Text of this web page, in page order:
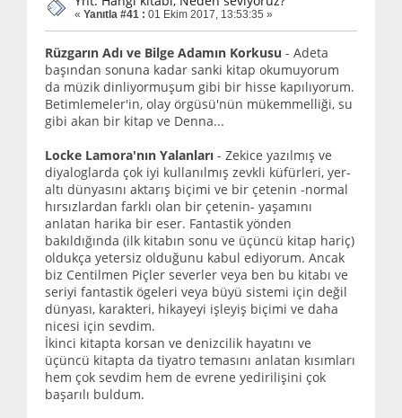
« Yanıtla #41 : 01 Ekim 2017, 13:53:35 »
Rüzgarın Adı ve Bilge Adamın Korkusu - Adeta
başından sonuna kadar sanki kitap okumuyorum
da müzik dinliyormuşum gibi bir hisse kapılıyorum.
Betimlemeler'in, olay örgüsü'nün mükemmelliği, su
gibi akan bir kitap ve Denna...
Locke Lamora'nın Yalanları - Zekice yazılmış ve
diyaloglarda çok iyi kullanılmış zevkli küfürleri, yer-
altı dünyasını aktarış biçimi ve bir çetenin -normal
hırsızlardan farklı olan bir çetenin- yaşamını
anlatan harika bir eser. Fantastik yönden
bakıldığında (ilk kitabın sonu ve üçüncü kitap hariç)
oldukça yetersiz olduğunu kabul ediyorum. Ancak
biz Centilmen Piçler severler veya ben bu kitabı ve
seriyi fantastik ögeleri veya büyü sistemi için değil
dünyası, karakteri, hikayeyi işleyiş biçimi ve daha
nicesi için sevdim.
İkinci kitapta korsan ve denizcilik hayatını ve
üçüncü kitapta da tiyatro temasını anlatan kısımları
hem çok sevdim hem de evrene yedirilişini çok
başarılı buldum.